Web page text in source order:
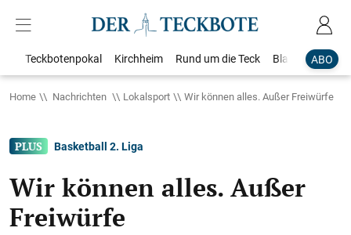
ABO
Teckbotenpokal Kirchheim Rund um die Teck Blaulicht
Home Nachrichten Lokalsport Wir können alles. Außer Freiwürfe
Basketball 2. Liga
Wir können alles. Außer
Freiwürfe